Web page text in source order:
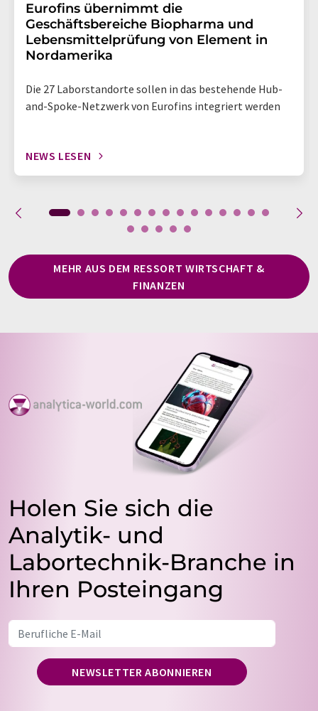
Eurofins übernimmt die
Geschäftsbereiche Biopharma und
Lebensmittelprüfung von Element in
Nordamerika
Die 27 Laborstandorte sollen in das bestehende Hub-
and-Spoke-Netzwerk von Eurofins integriert werden
NEWS LESEN
MEHR AUS DEM RESSORT WIRTSCHAFT &
FINANZEN
Holen Sie sich die
Analytik- und
Labortechnik-Branche in
Ihren Posteingang
NEWSLETTER ABONNIEREN